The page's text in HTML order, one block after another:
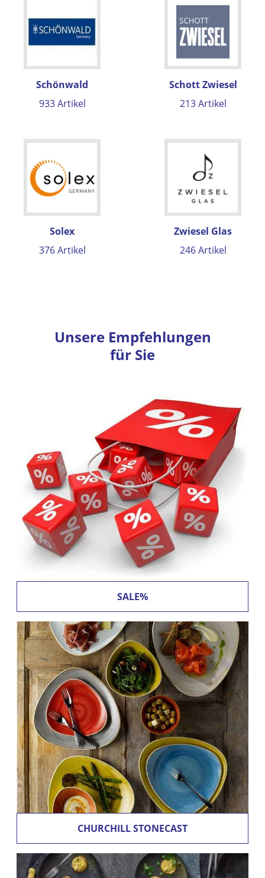
Schönwald
933 Artikel
Schott Zwiesel
213 Artikel
Solex
376 Artikel
Zwiesel Glas
246 Artikel
Unsere Empfehlungen
für Sie
SALE%
CHURCHILL STONECAST